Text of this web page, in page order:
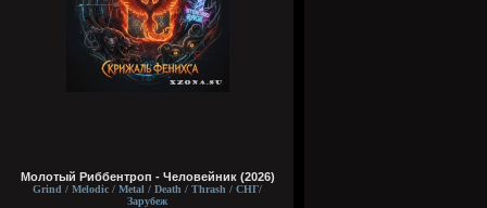
Молотый Риббентроп - Человейник (2026)
Grind / Melodic / Metal / Death / Thrash / СНГ/
Зарубеж